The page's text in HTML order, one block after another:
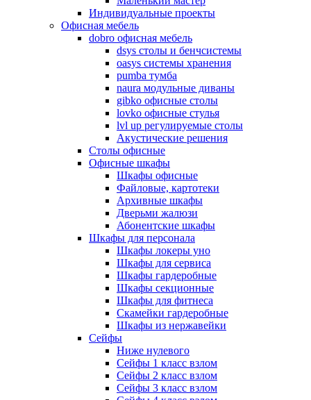
Индивидуальные проекты
Офисная мебель
dobro офисная мебель
dsys столы и бенчсистемы
oasys системы хранения
pumba тумба
naura модульные диваны
gibko офисные столы
lovko офисные стулья
lvl up регулируемые столы
Акустические решения
Столы офисные
Офисные шкафы
Шкафы офисные
Файловые, картотеки
Архивные шкафы
Дверьми жалюзи
Абонентские шкафы
Шкафы для персонала
Шкафы локеры уно
Шкафы для сервиса
Шкафы гардеробные
Шкафы секционные
Шкафы для фитнеса
Скамейки гардеробные
Шкафы из нержавейки
Сейфы
Ниже нулевого
Сейфы 1 класс взлом
Сейфы 2 класс взлом
Сейфы 3 класс взлом